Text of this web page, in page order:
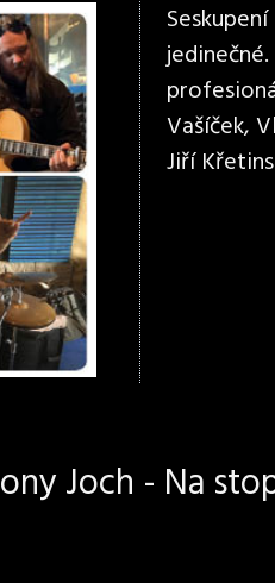
Vašíček,
Jiří
Joch - Na